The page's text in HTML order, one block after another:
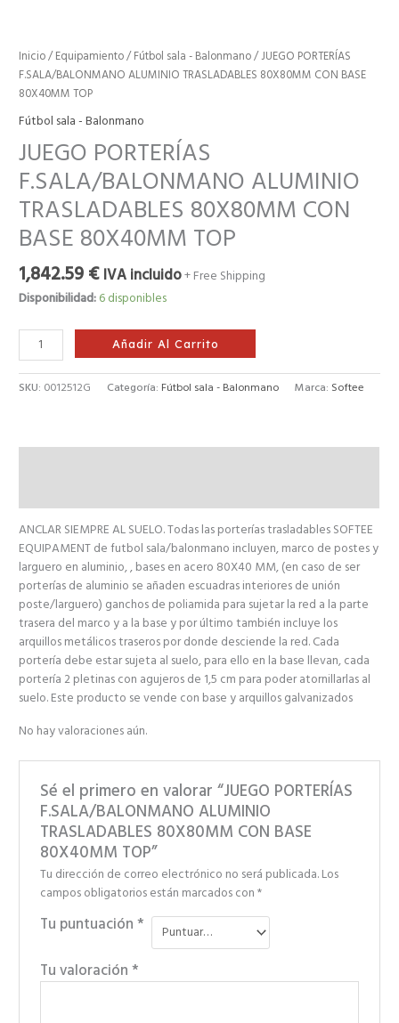
Inicio/Equipamiento/Fútbol sala - Balonmano/ JUEGO PORTERÍAS
F.SALA/BALONMANO ALUMINIO TRASLADABLES 80X80MM CON BASE
80X40MM TOP
Fútbol sala - Balonmano
JUEGO PORTERÍAS
F.SALA/BALONMANO ALUMINIO
TRASLADABLES 80X80MM CON
BASE 80X40MM TOP
1,842.59€ IVA incluido+ Free Shipping
Disponibilidad:6 disponibles
Añadir Al Carrito
SKU: 0012512G Categoría: Fútbol sala - Balonmano Marca: Softee
ANCLAR SIEMPRE AL SUELO. Todas las porterías trasladables SOFTEE
EQUIPAMENT de futbol sala/balonmano incluyen, marco de postes y
larguero en aluminio, , bases en acero 80X40 MM, (en caso de ser
porterías de aluminio se añaden escuadras interiores de unión
poste/larguero) ganchos de poliamida para sujetar la red a la parte
trasera del marco y a la base y por último también incluye los
arquillos metálicos traseros por donde desciende la red. Cada
portería debe estar sujeta al suelo, para ello en la base llevan, cada
portería 2 pletinas con agujeros de 1,5 cm para poder atornillarlas al
suelo. Este producto se vende con base y arquillos galvanizados
No hay valoraciones aún.
Sé el primero en valorar “JUEGO PORTERÍAS
F.SALA/BALONMANO ALUMINIO
TRASLADABLES 80X80MM CON BASE
80X40MM TOP”
Tu dirección de correo electrónico no será publicada.Los
campos obligatorios están marcados con*
Tu puntuación*
Tu valoración*